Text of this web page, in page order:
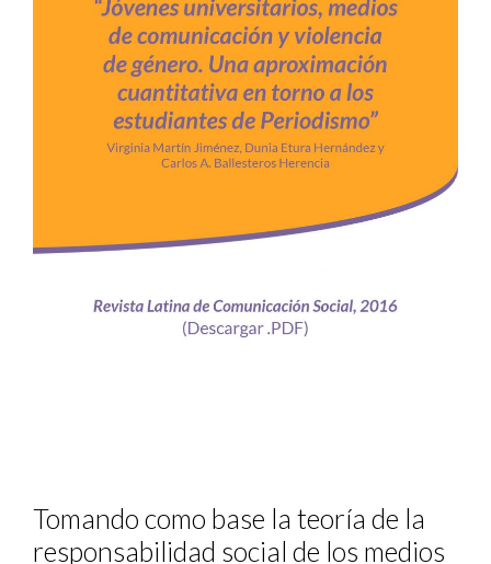
Tomando como base la teoría de la
responsabilidad social de los medios